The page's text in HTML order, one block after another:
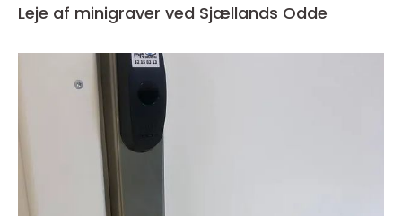
Leje af minigraver ved Sjællands Odde